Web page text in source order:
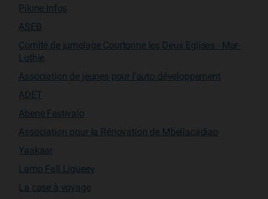
Pikine Infos
ASEB
Comité de jumelage Courtonne les Deux Eglises - Mar-
Lothie
Association de jeunes pour l’auto développement
ADET
Abene Festivalo
Association pour la Rénovation de Mbellacadiao
Yaakaar
Lamp Fall Ligueey
La case à voyage